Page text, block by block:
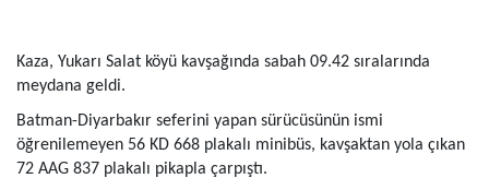
Kaza, Yukarı Salat köyü kavşağında sabah 09.42 sıralarında
meydana geldi.
Batman-Diyarbakır seferini yapan sürücüsünün ismi
öğrenilemeyen 56 KD 668 plakalı minibüs, kavşaktan yola çıkan
72 AAG 837 plakalı pikapla çarpıştı.